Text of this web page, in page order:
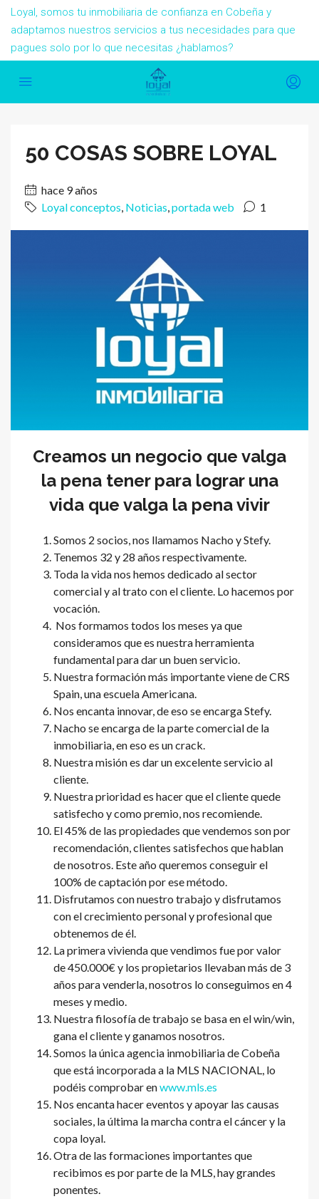
Loyal, somos tu inmobiliaria de confianza en Cobeña y
adaptamos nuestros servicios a tus necesidades para que
pagues solo por lo que necesitas ¿hablamos?
50 COSAS SOBRE LOYAL
hace 9 años
Loyal conceptos, Noticias,portada web 1
Creamos un negocio que valga
la pena tener para lograr una
vida que valga la pena vivir
Somos 2 socios, nos llamamos Nacho y Stefy.
Tenemos 32 y 28 años respectivamente.
Toda la vida nos hemos dedicado al sector
comercial y al trato con el cliente. Lo hacemos por
vocación.
Nos formamos todos los meses ya que
consideramos que es nuestra herramienta
fundamental para dar un buen servicio.
Nuestra formación más importante viene de CRS
Spain, una escuela Americana.
Nos encanta innovar, de eso se encarga Stefy.
Nacho se encarga de la parte comercial de la
inmobiliaria, en eso es un crack.
Nuestra misión es dar un excelente servicio al
cliente.
Nuestra prioridad es hacer que el cliente quede
satisfecho y como premio, nos recomiende.
El 45% de las propiedades que vendemos son por
recomendación, clientes satisfechos que hablan
de nosotros. Este año queremos conseguir el
100% de captación por ese método.
Disfrutamos con nuestro trabajo y disfrutamos
con el crecimiento personal y profesional que
obtenemos de él.
La primera vivienda que vendimos fue por valor
de 450.000€ y los propietarios llevaban más de 3
años para venderla, nosotros lo conseguimos en 4
meses y medio.
Nuestra filosofía de trabajo se basa en el win/win,
gana el cliente y ganamos nosotros.
Somos la única agencia inmobiliaria de Cobeña
que está incorporada a la MLS NACIONAL, lo
podéis comprobar enwww.mls.es
Nos encanta hacer eventos y apoyar las causas
sociales, la última la marcha contra el cáncer y la
copa loyal.
Otra de las formaciones importantes que
recibimos es por parte de la MLS, hay grandes
ponentes.